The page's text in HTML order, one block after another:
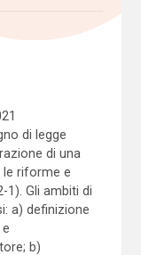
di legge
di una
le riforme e
1). Gli ambiti di
a) definizione
b)